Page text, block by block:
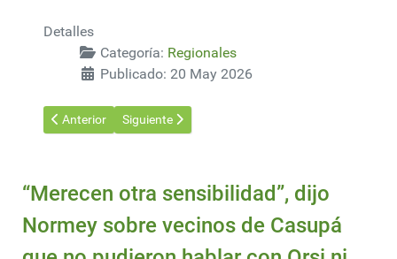
Detalles
Categoría: Regionales
Publicado: 20 May 2026
Artículo anterior: Empieza la construcción de la primera planta
Anterior Artículo siguiente: El decreto de Milei sobre
Siguiente
“Merecen otra sensibilidad”, dijo
Normey sobre vecinos de Casupá